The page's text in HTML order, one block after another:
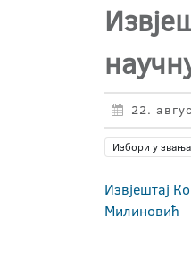
22.
Избори у звања
Извјештај
Милиновић